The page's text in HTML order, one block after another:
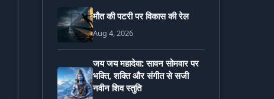
मौत की पटरी पर विकास की रेल
Aug 4, 2026
जय जय महादेवा: सावन सोमवार पर
भक्ति, शक्ति और संगीत से सजी
नवीन शिव स्तुति